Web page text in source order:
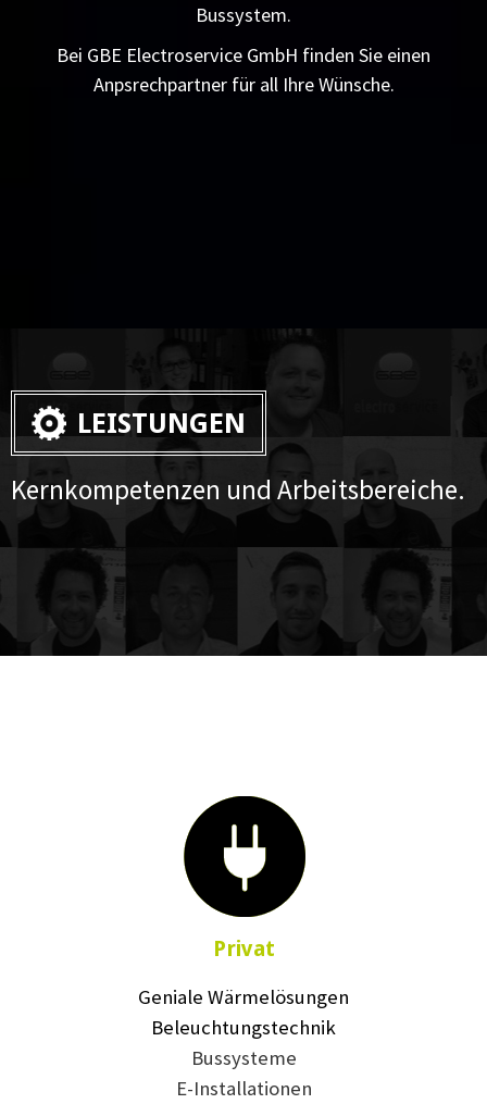
Bussystem.
Bei GBE Electroservice GmbH finden Sie einen
Anpsrechpartner für all Ihre Wünsche.
LEISTUNGEN
Kernkompetenzen und Arbeitsbereiche.
Privat
Geniale Wärmelösungen
Beleuchtungstechnik
Bussysteme
E-Installationen